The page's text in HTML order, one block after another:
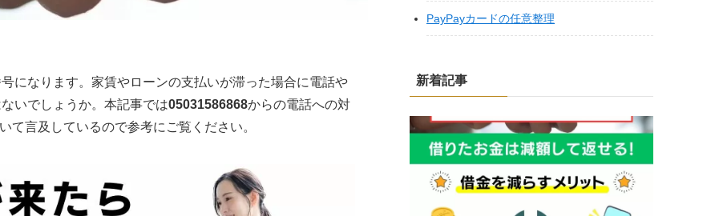
になります。家賃やローンの支払いが滞った場合に電話や
いでしょうか。本記事では05031586868からの電話への対
て言及しているので参考にご覧ください。
PayPayカードの任意整理
新着記事